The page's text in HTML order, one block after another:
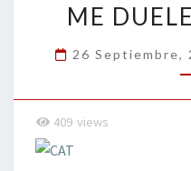
ME
26 Septiembre,
409 views